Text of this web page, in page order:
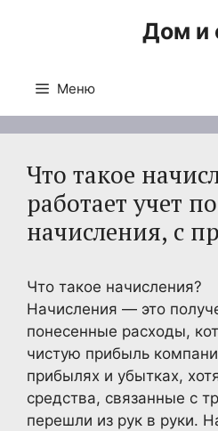
Дом и
Меню
Что такое
работает учет
начисления, с
Что такое начисления?
Начисления — это
понесенные расходы,
чистую прибыль
прибылях и убытках,
средства, связанные с
перешли из рук в руки.